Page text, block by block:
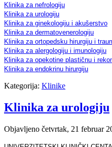
Klinika za nefrologiju
Klinika za urologiju
Klinika za ginekologiju i akušerstvo
Klinika za dermatovenerologiju
Klinika za ortopedsku hirurgiju i
Klinika za alergologiju i imunologiju
Klinika za opekotine plastičnu i
Klinika za endokrinu hirurgiju
Kategorija: Klinike
Klinika za urologiju
Objavljeno četvrtak, 21 februar